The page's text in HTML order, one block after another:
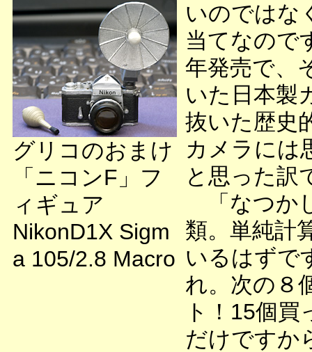
グリコのおまけ
「ニコンF」フ
ィギュア
NikonD1X Sigm
a 105/2.8 Macro
いのではな
当てなので
年発売で、
いた日本製
抜いた歴史
カメラには
と思った訳
「なつか
類。単純計
いるはずで
れ。次の８
ト！15個
だけですか